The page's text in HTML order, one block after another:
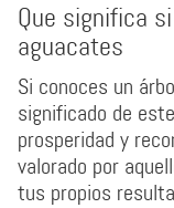
Que significa
aguacates
Si conoces un
significado de
prosperidad y
valorado por
tus propios